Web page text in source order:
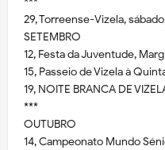
29, Torreense-Vizela,
SETEMBRO
12, Festa da Juventude,
15, Passeio de Vizela à
19, NOITE BRANCA DE
***
OUTUBRO
14, Campeonato Mundo